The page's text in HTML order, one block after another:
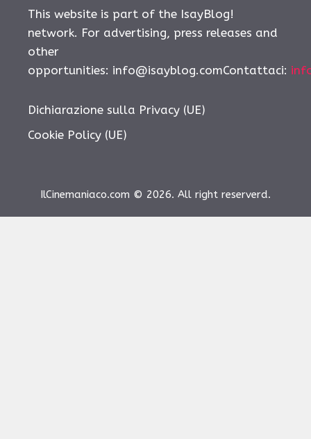
This website is part of the IsayBlog!
network. For advertising, press releases and
other
opportunities: info@isayblog.comContattaci:
Dichiarazione sulla Privacy (UE)
Cookie Policy (UE)
IlCinemaniaco.com © 2026. All right reserverd.